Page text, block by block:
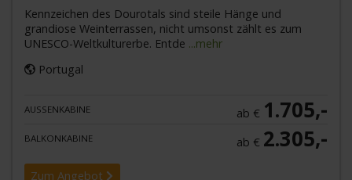
Kennzeichen des Dourotals sind steile Hänge und
grandiose Weinterrassen, nicht umsonst zählt es zum
UNESCO-Weltkulturerbe. Entde ...mehr
Portugal
AUSSENKABINE ab € 1.705,-
BALKONKABINE ab € 2.305,-
Zum Angebot